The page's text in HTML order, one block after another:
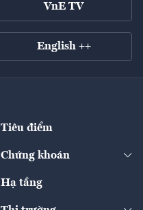
VnE TV
English ++
Tiêu điểm
Chứng khoán
Doanh nghiệp niêm yết
Hạ tầng